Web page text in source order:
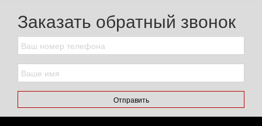
Заказать обратный звонок
Отправить